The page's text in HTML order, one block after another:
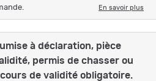
En savoir plus
à déclaration, pièce
permis de chasser ou
de validité obligatoire.